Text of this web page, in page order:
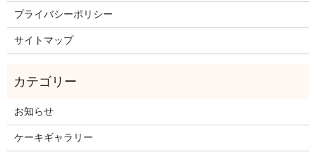
プライバシーポリシー
サイトマップ
お知らせ
ケーキギャラリー